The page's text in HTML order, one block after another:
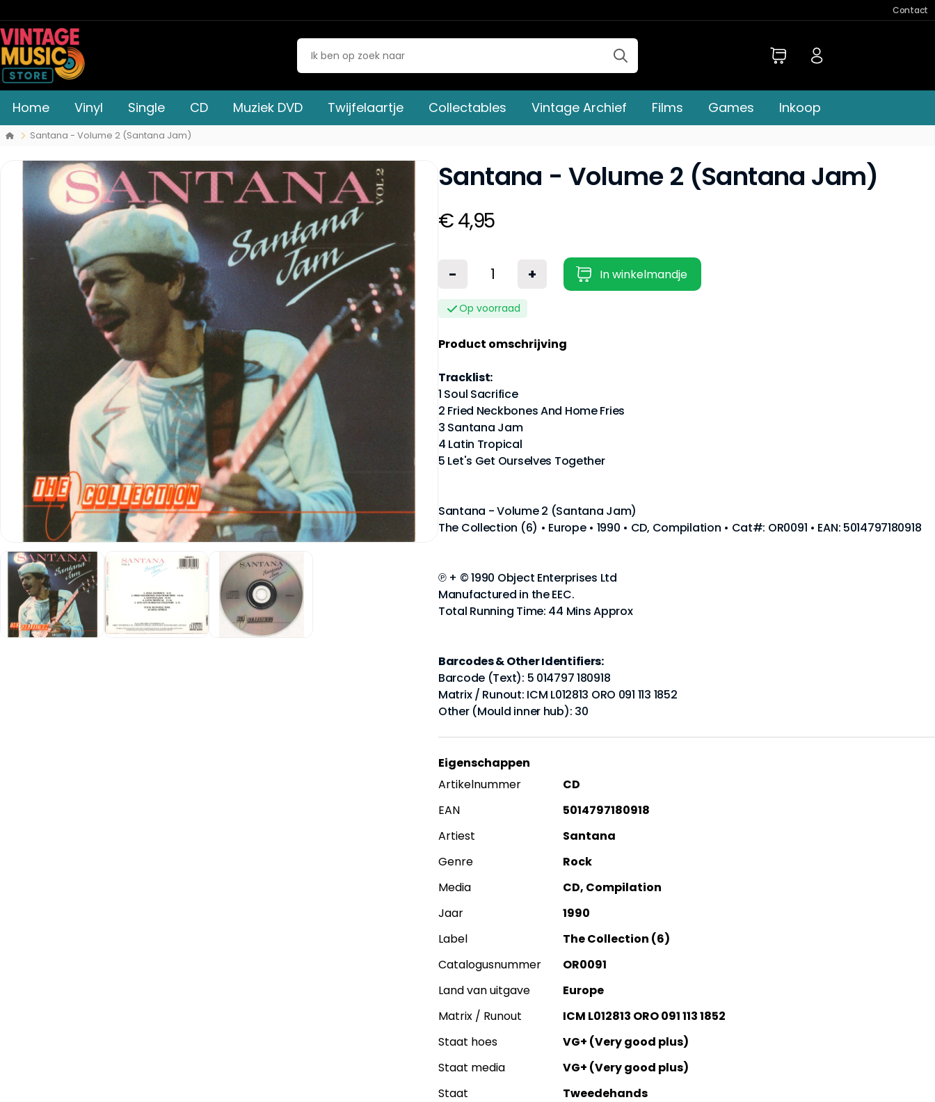
Contact
Home Vinyl Single CD Muziek DVD Twijfelaartje Collectables Vintage Archief Films Games Inkoop
Santana - Volume 2 (Santana Jam)
Santana - Volume 2 (Santana Jam)
€ 4,95
- + In winkelmandje
Op voorraad
Product omschrijving
Tracklist:
1 Soul Sacrifice
2 Fried Neckbones And Home Fries
3 Santana Jam
4 Latin Tropical
5 Let's Get Ourselves Together
Santana - Volume 2 (Santana Jam)
The Collection (6) • Europe • 1990 • CD, Compilation • Cat#: OR0091 • EAN: 5014797180918
℗ + © 1990 Object Enterprises Ltd
Manufactured in the EEC.
Total Running Time: 44 Mins Approx
Barcodes & Other Identifiers:
Barcode (Text): 5 014797 180918
Matrix / Runout: ICM L012813 ORO 091 113 1852
Other (Mould inner hub): 30
Eigenschappen
Artikelnummer
CD
EAN
5014797180918
Artiest
Santana
Genre
Rock
Media
CD, Compilation
Jaar
1990
Label
The Collection (6)
Catalogusnummer
OR0091
Land van uitgave
Europe
Matrix / Runout
ICM L012813 ORO 091 113 1852
Staat hoes
VG+ (Very good plus)
Staat media
VG+ (Very good plus)
Staat
Tweedehands